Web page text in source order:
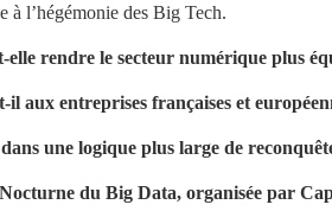
à l’hégémonie des Big Tech.
rendre le secteur numérique plus
aux entreprises françaises et
une logique plus large de
du Big Data, organisée par